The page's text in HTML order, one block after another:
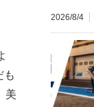
も
美
2026/8/4